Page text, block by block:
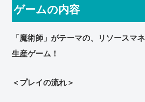
ゲームの内容
「魔術師」がテーマの、リソースマ
生産ゲーム！
＜プレイの流れ＞